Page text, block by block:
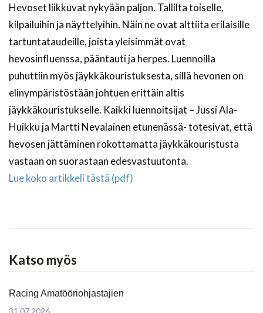
Hevoset liikkuvat nykyään paljon. Tallilta toiselle,
kilpailuihin ja näyttelyihin. Näin ne ovat alttiita erilaisille
tartuntataudeille, joista yleisimmät ovat
hevosinfluenssa, pääntauti ja herpes. Luennoilla
puhuttiin myös jäykkäkouristuksesta, sillä hevonen on
elinympäristöstään johtuen erittäin altis
jäykkäkouristukselle. Kaikki luennoitsijat – Jussi Ala-
Huikku ja Martti Nevalainen etunenässä- totesivat, että
hevosen jättäminen rokottamatta jäykkäkouristusta
vastaan on suorastaan edesvastuutonta.
Lue koko artikkeli tästä (pdf)
Katso myös
Racing Amatööriohjastajien
31.07.2026